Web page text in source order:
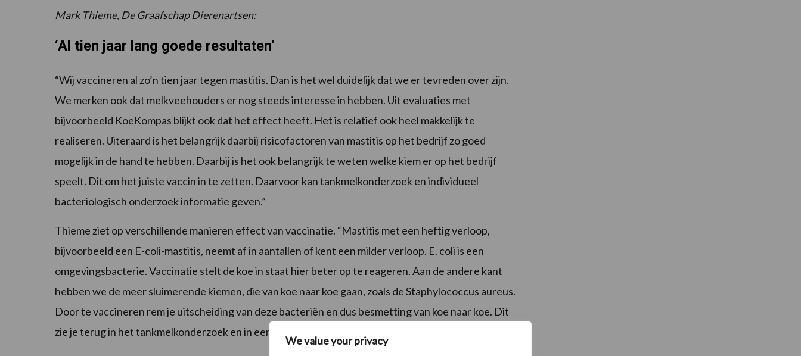
We value your privacy
Mark Thieme, De Graafschap Dierenartsen:
‘Al tien jaar lang goede resultaten’
“Wij vaccineren al zo’n tien jaar tegen mastitis. Dan is het wel duidelijk dat we er tevreden over zijn.
We merken ook dat melkveehouders er nog steeds interesse in hebben. Uit evaluaties met
bijvoorbeeld KoeKompas blijkt ook dat het effect heeft. Het is relatief ook heel makkelijk te
realiseren. Uiteraard is het belangrijk daarbij risicofactoren van mastitis op het bedrijf zo goed
mogelijk in de hand te hebben. Daarbij is het ook belangrijk te weten welke kiem er op het bedrijf
speelt. Dit om het juiste vaccin in te zetten. Daarvoor kan tankmelkonderzoek en individueel
bacteriologisch onderzoek informatie geven.”
Thieme ziet op verschillende manieren effect van vaccinatie. “Mastitis met een heftig verloop,
bijvoorbeeld een E-coli-mastitis, neemt af in aantallen of kent een milder verloop. E. coli is een
omgevingsbacterie. Vaccinatie stelt de koe in staat hier beter op te reageren. Aan de andere kant
hebben we de meer sluimerende kiemen, die van koe naar koe gaan, zoals de Staphylococcus aureus.
Door te vaccineren rem je uitscheiding van deze bacteriën en dus besmetting van koe naar koe. Dit
zie je terug in het tankmelkonderzoek en in een lager celgetal.”